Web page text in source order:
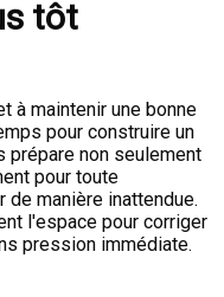
tôt
à maintenir une bonne
pour construire un
prépare non seulement
pour toute
manière inattendue.
l'espace pour corriger
pression immédiate.